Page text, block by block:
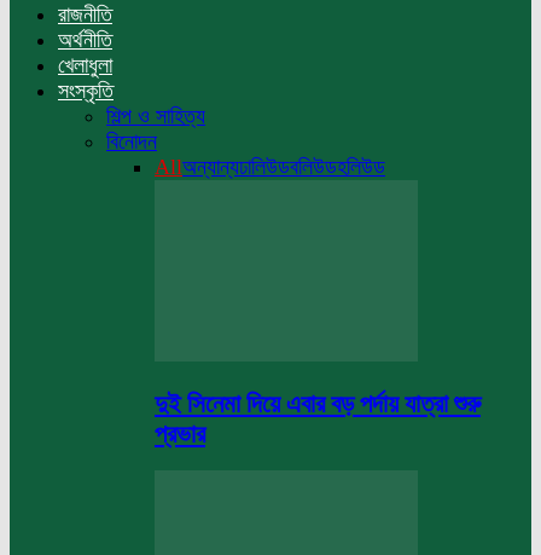
রাজনীতি
অর্থনীতি
খেলাধুলা
সংস্কৃতি
শিল্প ও সাহিত্য
বিনোদন
Allঅন্যান্যঢালিউডবলিউডহলিউড
দুই সিনেমা দিয়ে এবার বড় পর্দায় যাত্রা শুরু
প্রভার